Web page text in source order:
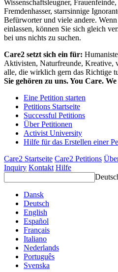
Wissenschaftsleugner,
Fremdenhasser, starrsinnige
Befürworter und viele andere.
einlassen, können Sie sich gleich
bei uns nichts zu suchen.
Care2 setzt sich ein für:
Aktivisten, Naturfreunde, Kreative,
alle, die wirklich gern das Richtige
Sie gehören zu uns. You Care.
Eine Petition starten
Petitions Startseite
Successful Petitions
Über Petitionen
Activist University
Hilfe für das Erstellen einer
Care2 Startseite Care2 Petitions
Inquiry Kontakt Hilfe
Dansk
Deutsch
English
Español
Français
Italiano
Nederlands
Português
Svenska